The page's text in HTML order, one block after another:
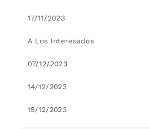
17/11/2023
A Los Interesados
07/12/2023
14/12/2023
15/12/2023